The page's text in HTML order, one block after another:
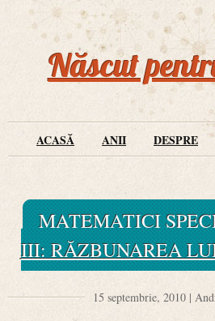
Născut
ACASĂ ANII DESPRE
MATEMATICI
III: RĂZBUNAREA
15 septembrie, 2010 |